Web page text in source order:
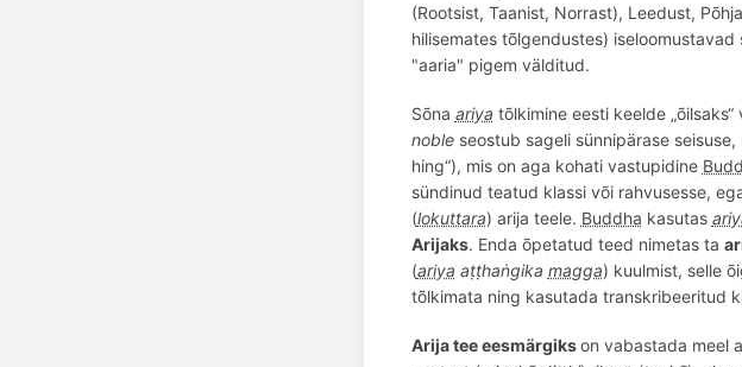
(Rootsist, Taanist, Norrast), Leedust, Põ
hilisemates tõlgendustes)
"aaria" pigem välditud.
Sõna ariya tõlkimine eesti keelde
noble seostub sageli sünnipärase
hing“), mis on aga kohati vastupidine
sündinud teatud klassi või rahvusesse,
(lokuttara) arija teele. Buddha kasutas
Arijaks. Enda õpetatud teed nimetas ta
(ariya aṭṭhaṅgika magga) kuulmist, selle
tõlkimata ning kasutada transkribeeritud
Arija tee eesmärgikson vabastada meel